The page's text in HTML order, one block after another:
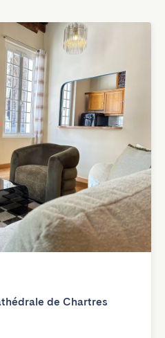
de Chartres